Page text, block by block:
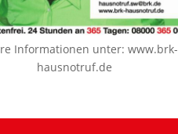
Informationen unter:www.brk-
hausnotruf.de